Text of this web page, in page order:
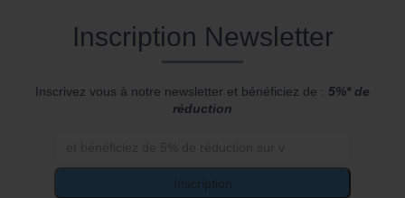
Inscription Newsletter
Inscrivez vous à notre newsletter et bénéficiez de : 5%* de
réduction
Inscription